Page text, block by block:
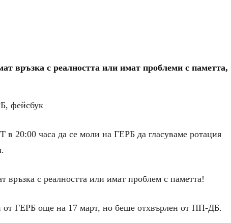
връзка с реалността или имат проблеми с паметта,
фейсбук
20:00 часа да се моли на ГЕРБ да гласуваме ротация
връзка с реалността или имат проблем с паметта!
от ГЕРБ още на 17 март, но беше отхвърлен от ПП-ДБ.